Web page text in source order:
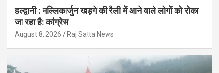
हल्द्वानी : मल्लिकार्जुन खड़गे की रैली में आने वाले लोगों को रोका
जा रहा है: कांग्रेस
August 8, 2026 Raj Satta News